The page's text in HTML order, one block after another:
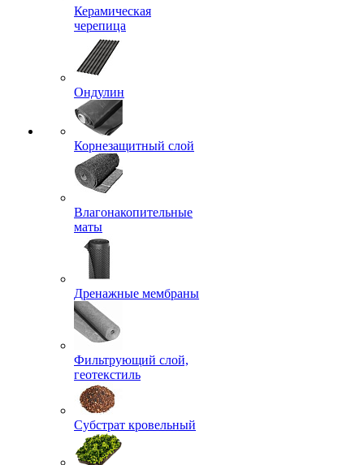
Керамическая
черепица
Ондулин
Корнезащитный слой
Влагонакопительные
маты
Дренажные мембраны
Фильтрующий слой,
геотекстиль
Субстрат кровельный